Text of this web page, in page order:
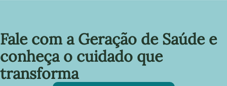
Fale com a Geração de Saúde e
conheça o cuidado que
transforma